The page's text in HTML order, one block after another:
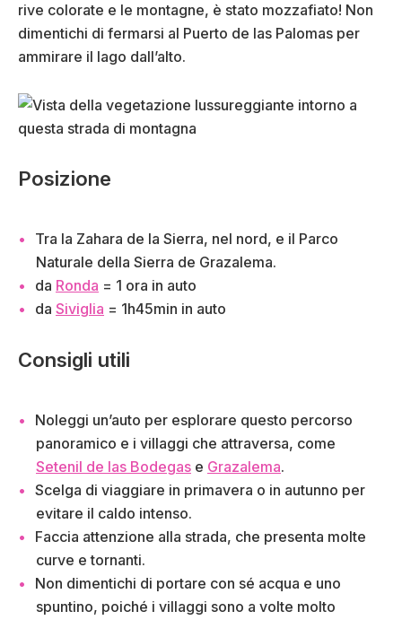
rive colorate e le montagne, è stato mozzafiato! Non
dimentichi di fermarsi al Puerto de las Palomas per
ammirare il lago dall’alto.
Posizione
Tra la Zahara de la Sierra, nel nord, e il Parco
Naturale della Sierra de Grazalema.
da Ronda = 1 ora in auto
da Siviglia = 1h45min in auto
Consigli utili
Noleggi un’auto per esplorare questo percorso
panoramico e i villaggi che attraversa, come
Setenil de las Bodegas e Grazalema.
Scelga di viaggiare in primavera o in autunno per
evitare il caldo intenso.
Faccia attenzione alla strada, che presenta molte
curve e tornanti.
Non dimentichi di portare con sé acqua e uno
spuntino, poiché i villaggi sono a volte molto